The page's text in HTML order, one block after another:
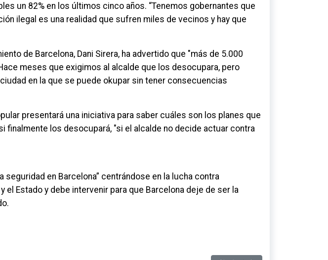
un 82% en los últimos cinco años. “Tenemos gobernantes que
ilegal es una realidad que sufren miles de vecinos y hay que
de Barcelona, Dani Sirera, ha advertido que "más de 5.000
meses que exigimos al alcalde que los desocupara, pero
en la que se puede okupar sin tener consecuencias
presentará una iniciativa para saber cuáles son los planes que
los desocupará, "si el alcalde no decide actuar contra
seguridad en Barcelona” centrándose en la lucha contra
el Estado y debe intervenir para que Barcelona deje de ser la